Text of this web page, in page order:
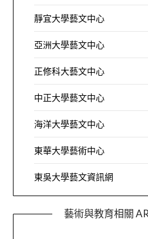
靜宜大學藝文中心
亞洲大學藝文中心
正修科大藝文中心
中正大學藝文中心
海洋大學藝文中心
東華大學藝術中心
東吳大學藝文資訊網
藝術與教育相關